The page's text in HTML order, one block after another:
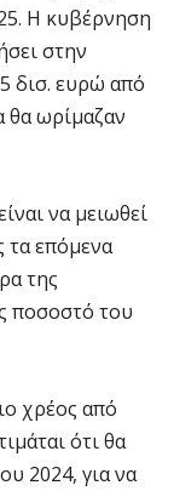
Η κυβέρνηση
στην
δισ. ευρώ από
θα ωρίμαζαν
να μειωθεί
τα επόμενα
της
ποσοστό του
χρέος από
ότι θα
2024, για να